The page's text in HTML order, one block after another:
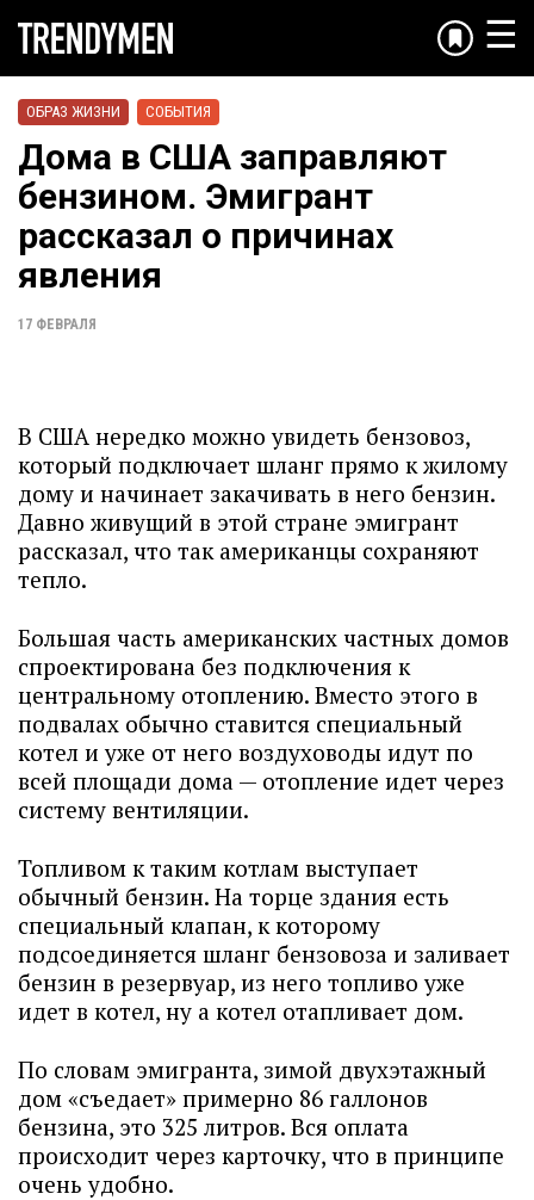
☰
ОБРАЗ ЖИЗНИ СОБЫТИЯ
Дома в США заправляют
бензином. Эмигрант
рассказал о причинах
явления
17 ФЕВРАЛЯ
В США нередко можно увидеть бензовоз,
который подключает шланг прямо к жилому
дому и начинает закачивать в него бензин.
Давно живущий в этой стране эмигрант
рассказал, что так американцы сохраняют
тепло.
Большая часть американских частных домов
спроектирована без подключения к
центральному отоплению. Вместо этого в
подвалах обычно ставится специальный
котел и уже от него воздуховоды идут по
всей площади дома — отопление идет через
систему вентиляции.
Топливом к таким котлам выступает
обычный бензин. На торце здания есть
специальный клапан, к которому
подсоединяется шланг бензовоза и заливает
бензин в резервуар, из него топливо уже
идет в котел, ну а котел отапливает дом.
По словам эмигранта, зимой двухэтажный
дом «съедает» примерно 86 галлонов
бензина, это 325 литров. Вся оплата
происходит через карточку, что в принципе
очень удобно.